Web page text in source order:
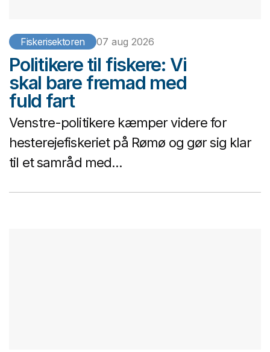
Fiskerisektoren 07 aug 2026
Politikere til fiskere: Vi
skal bare fremad med
fuld fart
Venstre-politikere kæmper videre for
hesterejefiskeriet på Rømø og gør sig klar
til et samråd med...